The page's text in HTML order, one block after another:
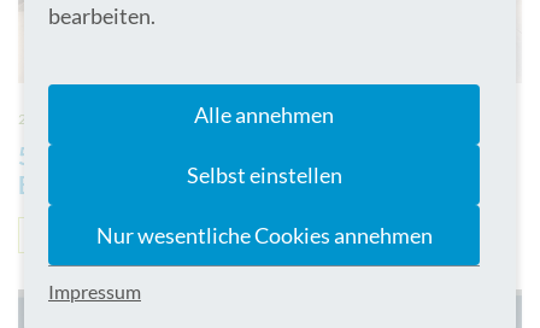
29.07.2026
50 Jahre Campus Ahaus: Einweihung,
Begegnung und ein Blick in die Zukunft
Ahaus
bearbeiten.
Alle annehmen
Selbst einstellen
Nur wesentliche Cookies annehmen
Impressum